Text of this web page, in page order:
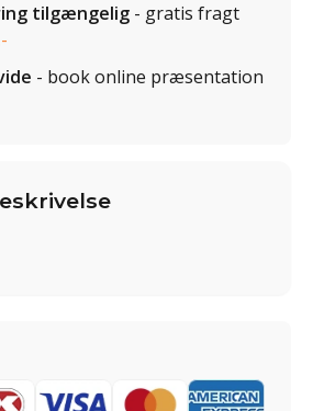
tilgængelig - gratis fragt
- book online præsentation